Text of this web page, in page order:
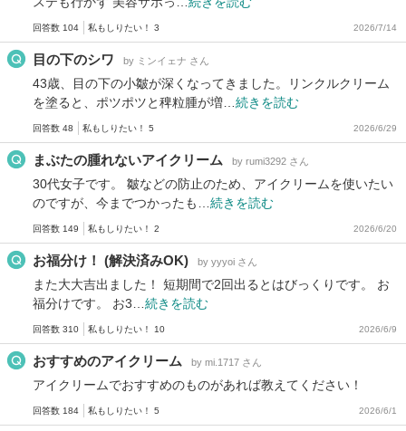
回答数 104 私もしりたい！ 3 2026/7/14
目の下のシワ by ミンイェナ さん
43歳、目の下の小皺が深くなってきました。リンクルクリーム
を塗ると、ポツポツと稗粒腫が増… 続きを読む
回答数 48 私もしりたい！ 5 2026/6/29
まぶたの腫れないアイクリーム by rumi3292 さん
30代女子です。 皺などの防止のため、アイクリームを使いたい
のですが、今までつかったも… 続きを読む
回答数 149 私もしりたい！ 2 2026/6/20
お福分け！ (解決済みOK) by yyyoi さん
また大大吉出ました！ 短期間で2回出るとはびっくりです。 お
福分けです。 お3… 続きを読む
回答数 310 私もしりたい！ 10 2026/6/9
おすすめのアイクリーム by mi.1717 さん
アイクリームでおすすめのものがあれば教えてください！
回答数 184 私もしりたい！ 5 2026/6/1